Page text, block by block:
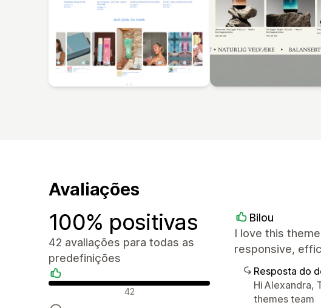
Avaliações
100% positivas
42 avaliações para todas as
predefinições
Avaliações positivas
42
Bilou
I love this
responsive,
Resposta do
Hi Alexandra,
themes team